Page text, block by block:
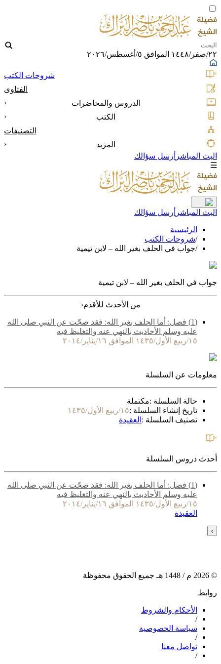
٢٢/صفر/١٤٤٨ الموافق ٥/أغسطس/٢٠٢٦
شروحات الكتب
الفتاوى
الدروس والمحاضرات
‹
الكتب
‹
التصنيفات
المزيد
‹
البث المباشر أرسل سؤالك
☰
البث المباشر أرسل سؤالك
الرئيسية
/شروحات الكتب
/جواب في الحلف بغير الله – لابن تيمية
جواب في الحلف بغير الله – لابن تيمية
من الأحدث للأقدم‹
(1) فصل: أما الحلف بغير الله: فقد صحّت عن النبي صلى الله
عليه وسلم الأحاديث بالنهي عنه والتغليظ فيه
١٥/ربيع الأول/١٤٣٥ الموافق ١٦/يناير/٢٠١٤
معلومات عن السلسلة
حالة السلسلة :مكتملة
تاريخ إنشاء السلسلة :١٥/ربيع الأول/١٤٣٥
تصنيف السلسلة : العقيدة
أحدث دروس السلسلة
(1) فصل: أما الحلف بغير الله: فقد صحّت عن النبي صلى الله
عليه وسلم الأحاديث بالنهي عنه والتغليظ فيه
١٥/ربيع الأول/١٤٣٥ الموافق ١٦/يناير/٢٠١٤
العقيدة
›
©
2026 م / 1448 هـ جميع الحقوق محفوظة
روابط
الأحكام والشروط
/
سياسة الخصوصية
/
تواصل معنا
/